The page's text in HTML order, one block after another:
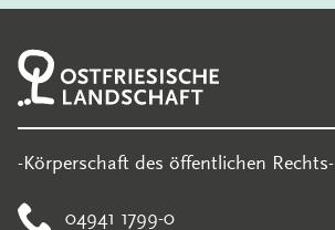
-Körperschaft des öffentlichen Rechts-
04941 1799-0